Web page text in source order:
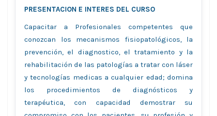
PRESENTACION E INTERES DEL CURSO
Capacitar a Profesionales competentes que
conozcan los mecanismos fisiopatológicos, la
prevención, el diagnostico, el tratamiento y la
rehabilitación de las patologías a tratar con láser
y tecnologías medicas a cualquier edad; domina
los procedimientos de diagnósticos y
terapéutica, con capacidad demostrar su